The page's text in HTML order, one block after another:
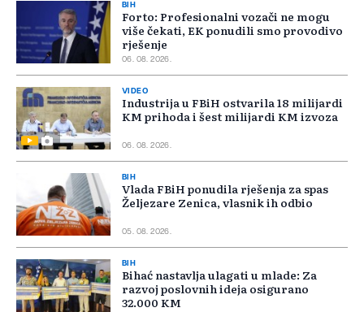
BIH
Forto: Profesionalni vozači ne mogu
više čekati, EK ponudili smo provodivo
rješenje
06. 08. 2026.
VIDEO
Industrija u FBiH ostvarila 18 milijardi
KM prihoda i šest milijardi KM izvoza
06. 08. 2026.
BIH
Vlada FBiH ponudila rješenja za spas
Željezare Zenica, vlasnik ih odbio
05. 08. 2026.
BIH
Bihać nastavlja ulagati u mlade: Za
razvoj poslovnih ideja osigurano
32.000 KM